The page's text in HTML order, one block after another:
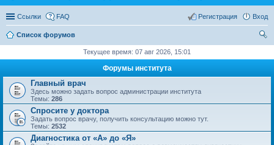
Ссылки FAQ Вход
Регистрация
Список форумов
Текущее время: 07 авг 2026, 15:01
Форумы института
Главный врач
Здесь можно задать вопрос администрации института
Темы: 286
Спросите у доктора
Задать вопрос врачу, получить консультацию можно тут.
Темы: 2532
Диагностика от «А» до «Я»